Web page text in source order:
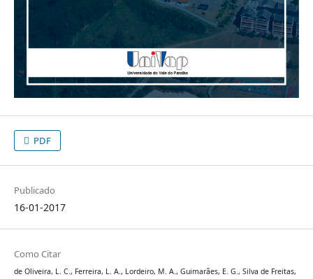
PDF
Publicado
16-01-2017
Como Citar
de Oliveira, L. C., Ferreira, L. A., Lordeiro, M. A., Guimarães, E. G., Silva de Freitas,